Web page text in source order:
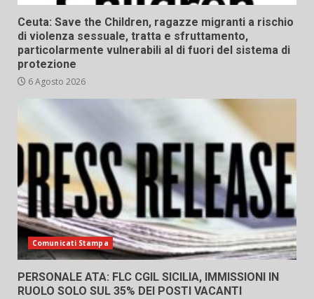
Ceuta: Save the Children, ragazze migranti a rischio
di violenza sessuale, tratta e sfruttamento,
particolarmente vulnerabili al di fuori del sistema di
protezione
6 Agosto 2026
Comunicati Stampa
PERSONALE ATA: FLC CGIL SICILIA, IMMISSIONI IN
RUOLO SOLO SUL 35% DEI POSTI VACANTI